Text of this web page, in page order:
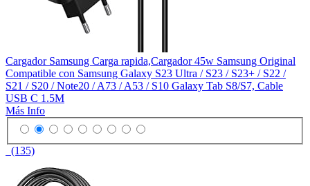
Cargador Samsung Carga rapida,Cargador 45w Samsung Original
Compatible con Samsung Galaxy S23 Ultra / S23 / S23+ / S22 /
S21 / S20 / Note20 / A73 / A53 / S10 Galaxy Tab S8/S7, Cable
USB C 1.5M
Más Info
(135)